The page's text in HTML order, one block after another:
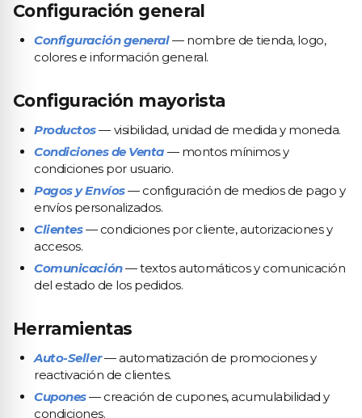
Configuración general
Configuración general— nombre de tienda, logo,
colores e información general.
Configuración mayorista
Productos— visibilidad, unidad de medida y moneda.
Condiciones de Venta — montos mínimos y
condiciones por usuario.
Pagos y Envíos— configuración de medios de pago y
envíos personalizados.
Clientes— condiciones por cliente, autorizaciones y
accesos.
Comunicación— textos automáticos y comunicación
del estado de los pedidos.
Herramientas
Auto-Seller— automatización de promociones y
reactivación de clientes.
Cupones— creación de cupones, acumulabilidad y
condiciones.